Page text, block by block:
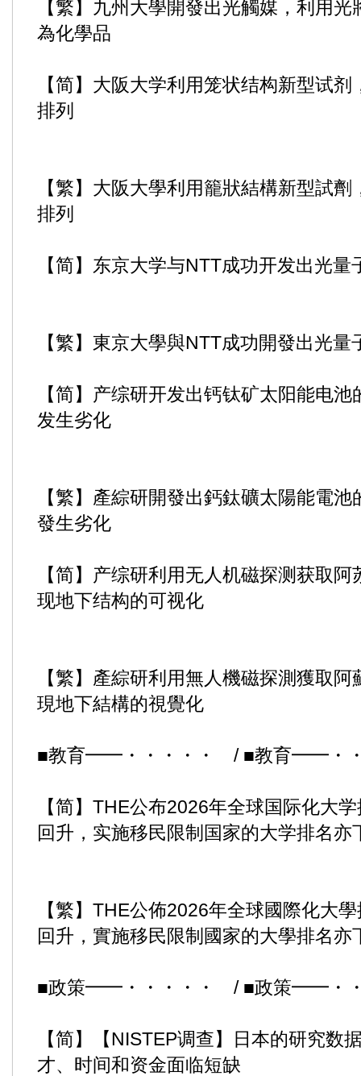
【繁】九州大學開發出光觸媒，利用
為化學品
【简】大阪大学利用笼状结构新型试
排列
【繁】大阪大學利用籠狀結構新型試
排列
【简】东京大学与NTT成功开发出光
【繁】東京大學與NTT成功開發出光
【简】产综研开发出钙钛矿太阳能电
发生劣化
【繁】產綜研開發出鈣鈦礦太陽能電
發生劣化
【简】产综研利用无人机磁探测获取
现地下结构的可视化
【繁】產綜研利用無人機磁探測獲取
現地下結構的視覺化
■教育━━・・・・・ / ■教育━━・
【简】THE公布2026年全球国际化大
回升，实施移民限制国家的大学排名亦
【繁】THE公佈2026年全球國際化大
回升，實施移民限制國家的大學排名亦
■政策━━・・・・・ / ■政策━━・
【简】【NISTEP调查】日本的研究数
才、时间和资金面临短缺